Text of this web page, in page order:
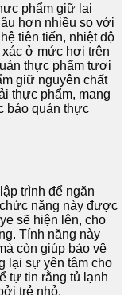
phẩm giữ lại
hơn nhiều so với
tiên tiến, nhiệt độ
ở mức hơi trên
thực phẩm tươi
giữ nguyên chất
thực phẩm, mang
bảo quản thực
trình để ngăn
năng này được
sẽ hiện lên, cho
Tính năng này
còn giúp bảo vệ
lại sự yên tâm cho
tự tin rằng tủ lạnh
trẻ nhỏ.